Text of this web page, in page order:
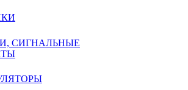
СИГНАЛЬНЫЕ